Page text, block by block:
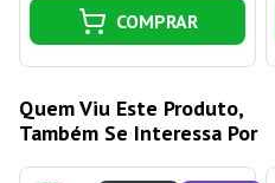
COMPRAR
Quem Viu Este Produto,
Também Se Interessa Por